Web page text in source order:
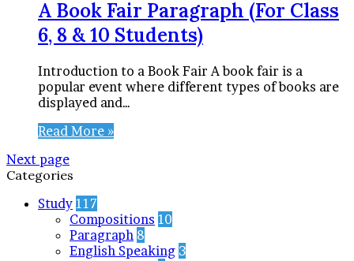
A Book Fair Paragraph (For Class
6, 8 & 10 Students)
Introduction to a Book Fair A book fair is a
popular event where different types of books are
displayed and…
Read More »
Next page
Categories
Study 117
Compositions 10
Paragraph 8
English Speaking 3